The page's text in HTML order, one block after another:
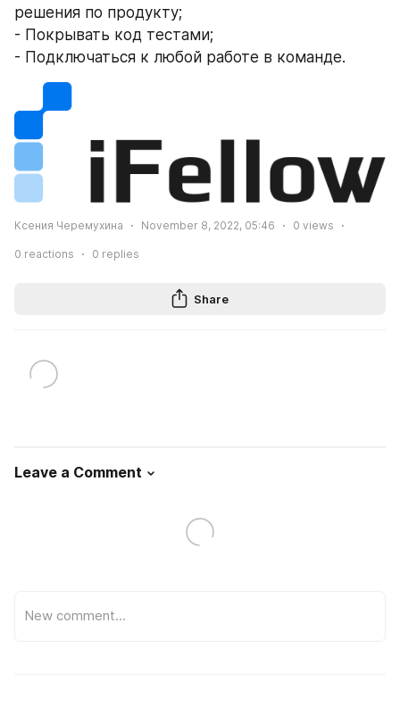
решения по продукту;
- Покрывать код тестами;
- Подключаться к любой работе в команде.
Ксения Черемухина November 8, 2022, 05:46 0 views
0 reactions 0 replies
Share
Leave a Comment